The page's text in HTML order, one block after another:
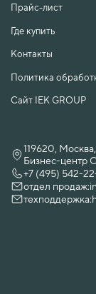
Прайс-лист
Где купить
Контакты
Политика
Сайт IEK GROUP
119620,
Бизнес-центр
+7 (495) 542-
отдел продаж:
техподдержка: